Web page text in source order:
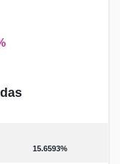
15.6593%